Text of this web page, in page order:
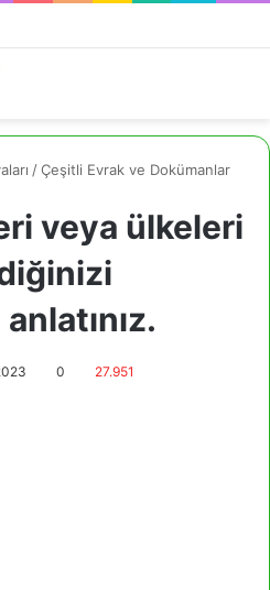
/Çeşitli Evrak ve Dokümanlar
veya ülkeleri
0 27.951